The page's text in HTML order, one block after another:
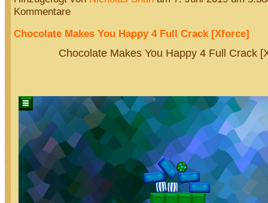
Kommentare
Chocolate Makes You Happy 4 Full Crack [Xforce]
Chocolate Makes You Happy 4 Full Crack